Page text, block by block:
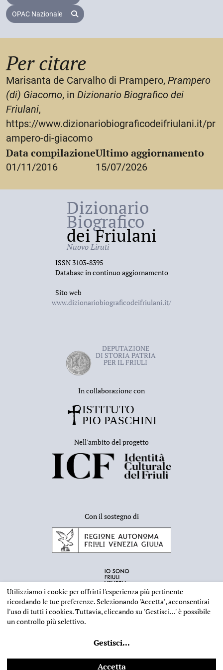
OPAC Nazionale
Per citare
Marisanta de Carvalho di Prampero, Prampero
(di) Giacomo, in Dizionario Biografico dei
Friulani,
https://www.dizionariobiograficodeifriulani.it/pr
ampero-di-giacomo
Data compilazione
01/11/2016
Ultimo aggiornamento
15/07/2026
Dizionario
Biografico
dei Friulani
Nuovo Liruti
ISSN 3103-8395
Database in continuo aggiornamento
Sito web
www.dizionariobiograficodeifriulani.it/
DEPUTAZIONE
DI STORIA PATRIA
PER IL FRIULI
In collaborazione con
Nell'ambito del progetto
Con il sostegno di
2026 - Deputazione di Storia Patria per il Friuli - CF 80023560305
Web designIlaria Comello- Powered bySICAPWeb
Utilizziamo i cookie per offrirti l'esperienza più pertinente
ricordando le tue preferenze. Selezionando 'Accetta', acconsentirai
l'uso di tutti i cookies. Tuttavia, cliccando su 'Gestisci...'è possibile
un controllo più selettivo.
Gestisci...
Accetta